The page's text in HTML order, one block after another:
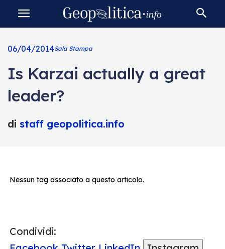
06/04/2014Sala Stampa
Is Karzai actually a great
leader?
di staff geopolitica.info
Nessun tag associato a questo articolo.
Condividi: